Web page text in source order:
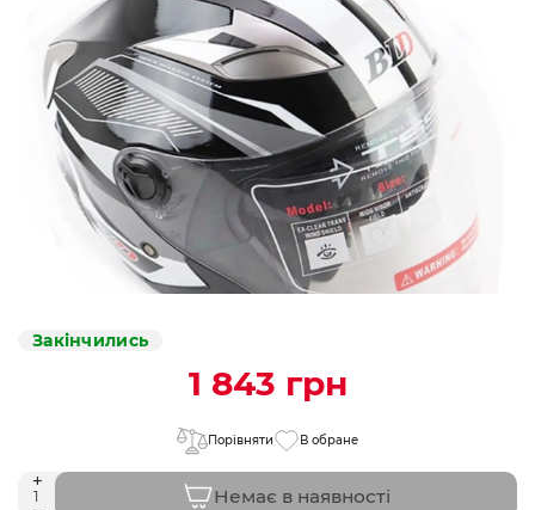
Закінчились
1 843 грн
Порівняти В обране
Немає в наявності